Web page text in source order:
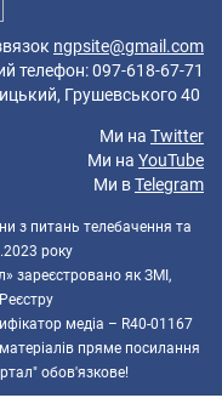
ngpsite@gmail.com
097-618-67-71
Грушевського 40
Ми на Twitter
Ми на YouTube
Ми вTelegram
з питань телебачення та
року
зареєстровано як ЗМІ,
медіа – R40-01167
пряме посилання
обов'язкове!